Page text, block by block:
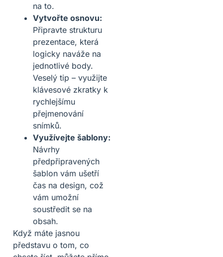
na to.
Vytvořte osnovu:
Připravte strukturu
prezentace, která
logicky naváže na
jednotlivé body.
Veselý tip – využijte
klávesové zkratky k
rychlejšímu
přejmenování
snímků.
Využívejte šablony:
Návrhy
předpřipravených
šablon vám ušetří
čas na design, což
vám umožní
soustředit se na
obsah.
Když máte jasnou
představu o tom, co